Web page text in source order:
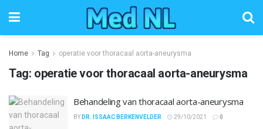
Home Tag operatie voor thoracaal aorta-aneurysma
Tag: operatie voor thoracaal aorta-aneurysma
Behandeling van thoracaal aorta-aneurysma
BY DR. ISSAAC BERKENVELDER 29/10/2021 0